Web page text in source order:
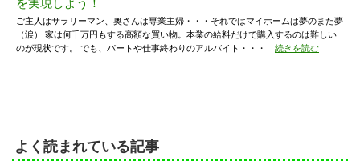
を実現しよう！
ご主人はサラリーマン、奥さんは専業主婦・・・それではマイホームは夢のまた夢
（涙） 家は何千万円もする高額な買い物。本業の給料だけで購入するのは難しい
のが現状です。 でも、パートや仕事終わりのアルバイト・・・ 続きを読む
よく読まれている記事